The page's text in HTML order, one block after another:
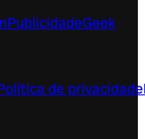
PublicidadeGeek
de privacidade